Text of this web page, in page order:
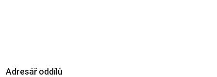
Adresář oddílů